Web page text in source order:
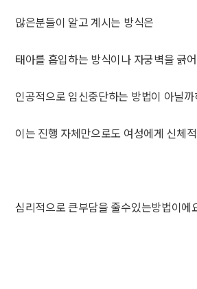
많은분들이 알고 계시는 방식은
태아를 흡입하는 방식이나 자궁벽을 긁
인공적으로 임신중단하는 방법이 아닐
이는 진행 자체만으로도 여성에게 신체
심리적으로 큰부담을 줄수있는방법이에